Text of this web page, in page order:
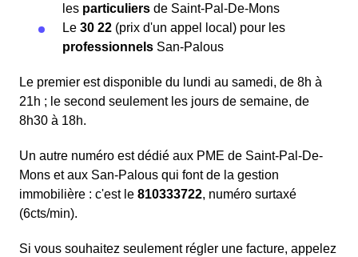
les particuliers de Saint-Pal-De-Mons
Le 30 22 (prix d'un appel local) pour les
professionnels San-Palous
Le premier est disponible du lundi au samedi, de 8h à
21h ; le second seulement les jours de semaine, de
8h30 à 18h.
Un autre numéro est dédié aux PME de Saint-Pal-De-
Mons et aux San-Palous qui font de la gestion
immobilière : c'est le 810333722, numéro surtaxé
(6cts/min).
Si vous souhaitez seulement régler une facture, appelez